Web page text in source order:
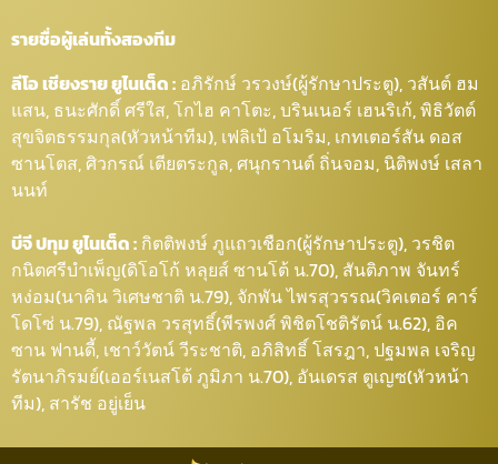
รายชื่อผู้เล่นทั้งสองทีม
ลีโอ เชียงราย ยูไนเต็ด : อภิรักษ์ วรวงษ์(ผู้รักษาประตู), วสันต์ ฮม
แสน, ธนะศักดิ์ ศรีใส, โกไฮ คาโตะ, บรินเนอร์ เฮนริเก้, พิธิวัตต์
สุขจิตธรรมกุล(หัวหน้าทีม), เฟลิเป้ อโมริม, เกทเตอร์สัน ดอส
ซานโตส, ศิวกรณ์ เตียตระกูล, ศนุกรานต์ ถิ่นจอม, นิติพงษ์ เสลา
นนท์
บีจี ปทุม ยูไนเต็ด : กิตติพงษ์ ภูแถวเชือก(ผู้รักษาประตู), วรชิต
กนิตศรีบำเพ็ญ(ดิโอโก้ หลุยส์ ซานโต้ น.70), สันติภาพ จันทร์
หง่อม(นาคิน วิเศษชาติ น.79), จักพัน ไพรสุวรรณ(วิคเตอร์ คาร์
โดโซ่ น.79), ณัฐพล วรสุทธิ์(พีรพงศ์ พิชิตโชติรัตน์ น.62), อิค
ซาน ฟานดี้, เชาว์วัตน์ วีระชาติ, อภิสิทธิ์ โสรฎา, ปฐมพล เจริญ
รัตนาภิรมย์(เออร์เนสโต้ ภูมิภา น.70), อันเดรส ตูเญซ(หัวหน้า
ทีม), สารัช อยู่เย็น